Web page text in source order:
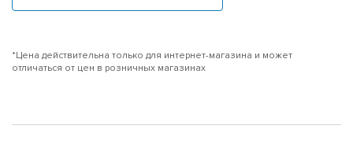
*Цена действительна только для интернет-магазина и может
отличаться от цен в розничных магазинах